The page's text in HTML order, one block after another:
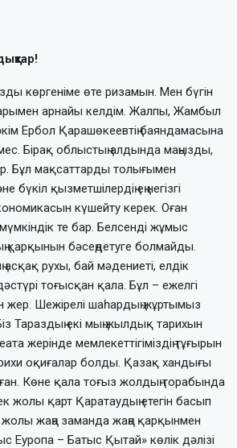
көргеніме өте ризамын. Мен бүгін
арнайы келдім. Жалпы, Жамбыл
Ербол Қарашөкеевтің баяндамасына
Бірақ облыстың алдында маңызды,
Бұл мақсаттарды толығымен
бүкіл қызметшілердің ең негізгі
күшейту керек. Оған
те бар. Белсенді жұмыс
қарқынын бәсеңдетуге болмайды.
рухы, бай мәдениеті, елдік
тоғысқан қала. Бұл – ежелгі
жер. Шежірелі шаһардың жұртымыз
Тараздың екі мың жылдық тарихын
жерінде мемлекеттігіміздің тұғырын
оқиғалар болды. Қазақ хандығы
Көне қала тоғыз жолдың торабында
жолы қарт Қаратаудың етегін басып
жолы жаңа заманда жаңа қарқынмен
Еуропа – Батыс Қытай» көлік дәлізі